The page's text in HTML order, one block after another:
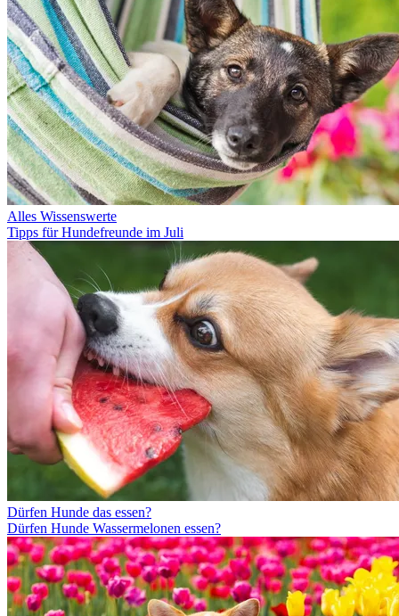
Alles Wissenswerte
Tipps für Hundefreunde im Juli
Dürfen Hunde das essen?
Dürfen Hunde Wassermelonen essen?